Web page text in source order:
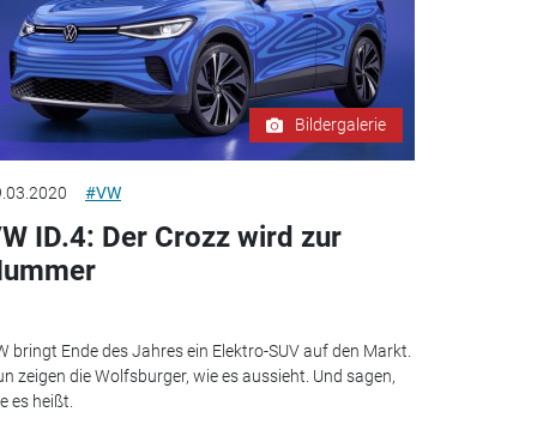
Bildergalerie
#VW
ID.4: Der Crozz wird zur
bringt Ende des Jahres ein Elektro-SUV auf den Markt.
zeigen die Wolfsburger, wie es aussieht. Und sagen,
es heißt.